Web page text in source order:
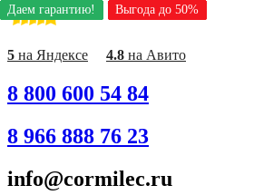
Перейти
к
содержимому
5 на Яндексе 4.8 на Авито
8 800 600 54 84
8 966 888 76 23
info@cormilec.ru
Даем гарантию! Выгода до 50%
Даем гарантию! Выгода до 50%
Даем гарантию! Выгода до 50%
Даем гарантию! Выгода до 50%
Даем гарантию! Выгода до 50%
Даем гарантию! Выгода до 50%
Даем гарантию! Выгода до 50%
Даем гарантию! Выгода до 50%
Даем гарантию! Выгода до 50%